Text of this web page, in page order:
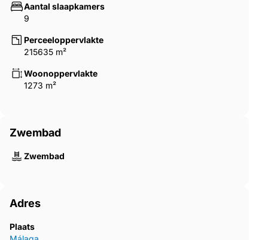
Aantal slaapkamers
9
Perceeloppervlakte
215635 m²
Woonoppervlakte
1273 m²
Zwembad
Zwembad
Adres
Plaats